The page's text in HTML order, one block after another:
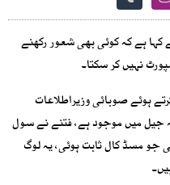
کہا ہے کہ کوئی بھی شعور رکھنے
نہیں کر سکتا۔
ہوئے صوبائی وزیراطلاعات
جیل میں موجود ہے، فتنے نے سول
جو مسڈ کال ثابت ہوئی، یہ لوگ